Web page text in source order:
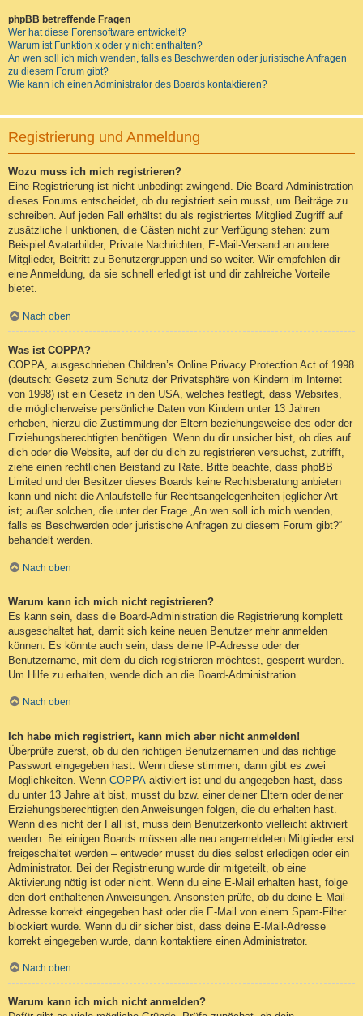
phpBB betreffende Fragen
Wer hat diese Forensoftware entwickelt?
Warum ist Funktion x oder y nicht enthalten?
An wen soll ich mich wenden, falls es Beschwerden oder juristische Anfragen
zu diesem Forum gibt?
Wie kann ich einen Administrator des Boards kontaktieren?
Registrierung und Anmeldung
Wozu muss ich mich registrieren?
Eine Registrierung ist nicht unbedingt zwingend. Die Board-Administration
dieses Forums entscheidet, ob du registriert sein musst, um Beiträge zu
schreiben. Auf jeden Fall erhältst du als registriertes Mitglied Zugriff auf
zusätzliche Funktionen, die Gästen nicht zur Verfügung stehen: zum
Beispiel Avatarbilder, Private Nachrichten, E-Mail-Versand an andere
Mitglieder, Beitritt zu Benutzergruppen und so weiter. Wir empfehlen dir
eine Anmeldung, da sie schnell erledigt ist und dir zahlreiche Vorteile
bietet.
Nach oben
Was ist COPPA?
COPPA, ausgeschrieben Children’s Online Privacy Protection Act of 1998
(deutsch: Gesetz zum Schutz der Privatsphäre von Kindern im Internet
von 1998) ist ein Gesetz in den USA, welches festlegt, dass Websites,
die möglicherweise persönliche Daten von Kindern unter 13 Jahren
erheben, hierzu die Zustimmung der Eltern beziehungsweise des oder der
Erziehungsberechtigten benötigen. Wenn du dir unsicher bist, ob dies auf
dich oder die Website, auf der du dich zu registrieren versuchst, zutrifft,
ziehe einen rechtlichen Beistand zu Rate. Bitte beachte, dass phpBB
Limited und der Besitzer dieses Boards keine Rechtsberatung anbieten
kann und nicht die Anlaufstelle für Rechtsangelegenheiten jeglicher Art
ist; außer solchen, die unter der Frage „An wen soll ich mich wenden,
falls es Beschwerden oder juristische Anfragen zu diesem Forum gibt?“
behandelt werden.
Nach oben
Warum kann ich mich nicht registrieren?
Es kann sein, dass die Board-Administration die Registrierung komplett
ausgeschaltet hat, damit sich keine neuen Benutzer mehr anmelden
können. Es könnte auch sein, dass deine IP-Adresse oder der
Benutzername, mit dem du dich registrieren möchtest, gesperrt wurden.
Um Hilfe zu erhalten, wende dich an die Board-Administration.
Nach oben
Ich habe mich registriert, kann mich aber nicht anmelden!
Überprüfe zuerst, ob du den richtigen Benutzernamen und das richtige
Passwort eingegeben hast. Wenn diese stimmen, dann gibt es zwei
Möglichkeiten. Wenn COPPA aktiviert ist und du angegeben hast, dass
du unter 13 Jahre alt bist, musst du bzw. einer deiner Eltern oder deiner
Erziehungsberechtigten den Anweisungen folgen, die du erhalten hast.
Wenn dies nicht der Fall ist, muss dein Benutzerkonto vielleicht aktiviert
werden. Bei einigen Boards müssen alle neu angemeldeten Mitglieder erst
freigeschaltet werden – entweder musst du dies selbst erledigen oder ein
Administrator. Bei der Registrierung wurde dir mitgeteilt, ob eine
Aktivierung nötig ist oder nicht. Wenn du eine E-Mail erhalten hast, folge
den dort enthaltenen Anweisungen. Ansonsten prüfe, ob du deine E-Mail-
Adresse korrekt eingegeben hast oder die E-Mail von einem Spam-Filter
blockiert wurde. Wenn du dir sicher bist, dass deine E-Mail-Adresse
korrekt eingegeben wurde, dann kontaktiere einen Administrator.
Nach oben
Warum kann ich mich nicht anmelden?